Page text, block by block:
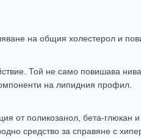
на общия холестерол и
Той не само повишава
на липидния профил.
от поликозанол, бета-глюкан
средство за справяне с